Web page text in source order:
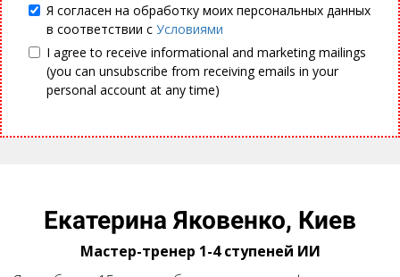
Я согласен на обработку моих персональных данных
в соответствии с Условиями
I agree to receive informational and marketing mailings
(you can unsubscribe from receiving emails in your
personal account at any time)
Екатерина Яковенко, Киев
Мастер-тренер 1-4 ступеней ИИ